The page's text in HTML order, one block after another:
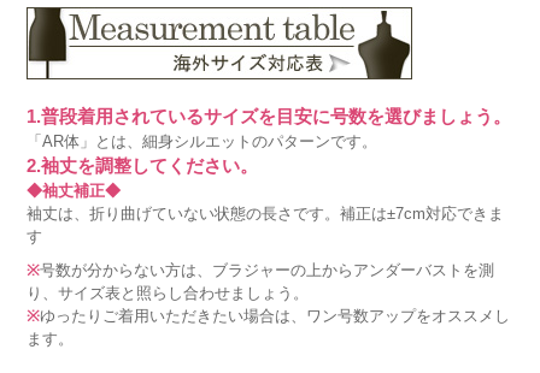
1.普段着用されているサイズを目安に号数を選びましょう。
「AR体」とは、細身シルエットのパターンです。
2.袖丈を調整してください。
◆袖丈補正◆
袖丈は、折り曲げていない状態の長さです。補正は±7cm対応できま
す
※号数が分からない方は、ブラジャーの上からアンダーバストを測
り、サイズ表と照らし合わせましょう。
※ゆったりご着用いただきたい場合は、ワン号数アップをオススメし
ます。